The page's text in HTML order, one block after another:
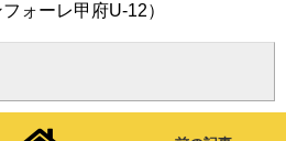
ォーレ甲府U-12）